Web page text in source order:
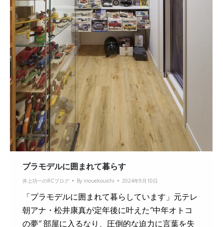
プラモデルに囲まれて暮らす
井上功一のRCブログ By inouekouichi 2024年9月10日
「プラモデルに囲まれて暮らしています」元テレ
朝アナ・松井康真が定年後に叶えた″中年オトコ
の夢″ 部屋に入るなり、圧倒的な迫力に言葉を失